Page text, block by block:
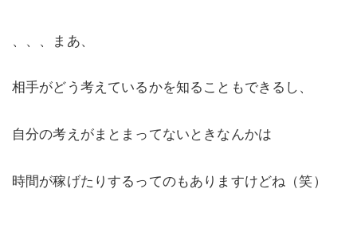
、、、まあ、
相手がどう考えているかを知ることもできるし、
自分の考えがまとまってないときなんかは
時間が稼げたりするってのもありますけどね（笑）